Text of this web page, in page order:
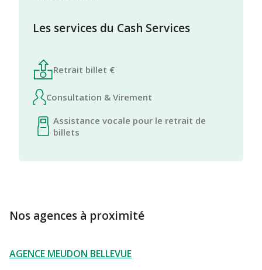
Les services du Cash Services
Retrait billet €
Consultation & Virement
Assistance vocale pour le retrait de
billets
Nos agences à proximité
AGENCE MEUDON BELLEVUE